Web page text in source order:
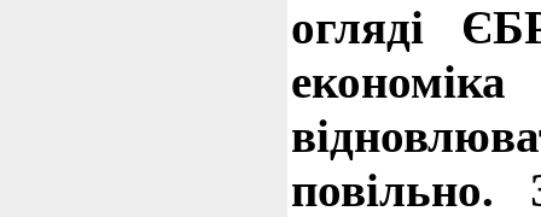
огляді
повільно.